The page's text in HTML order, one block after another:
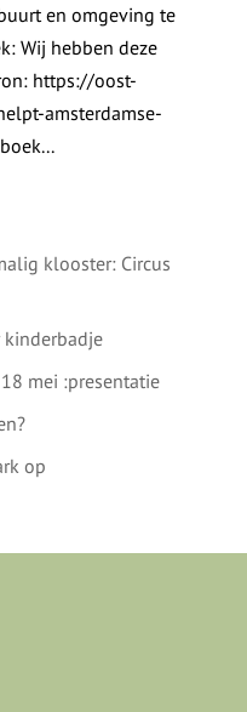
en omgeving te
Wij hebben deze
https://oost-
amsterdamse-
klooster: Circus
mei :presentatie
op